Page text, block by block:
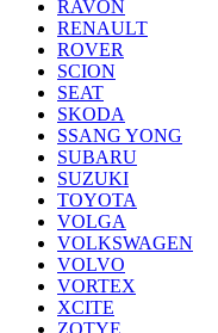
RAVON
RENAULT
ROVER
SCION
SEAT
SKODA
SSANG YONG
SUBARU
SUZUKI
TOYOTA
VOLGA
VOLKSWAGEN
VOLVO
VORTEX
XCITE
ZOTYE